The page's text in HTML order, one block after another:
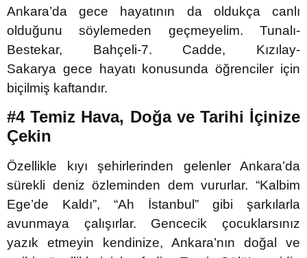
Ankara’da gece hayatının da oldukça canlı
olduğunu söylemeden geçmeyelim. Tunalı-
Bestekar, Bahçeli-7. Cadde, Kızılay-
Sakarya gece hayatı konusunda öğrenciler için
biçilmiş kaftandır.
#4 Temiz Hava, Doğa ve Tarihi İçinize
Çekin
Özellikle kıyı şehirlerinden gelenler Ankara’da
sürekli deniz özleminden dem vururlar. “Kalbim
Ege’de Kaldı”, “Ah İstanbul” gibi şarkılarla
avunmaya çalışırlar. Gencecik çocuklarsınız
yazık etmeyin kendinize, Ankara’nın doğal ve